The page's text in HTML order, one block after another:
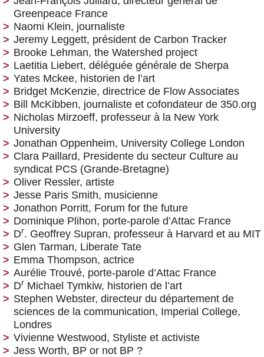
Greenpeace France
Naomi Klein, journaliste
Jeremy Leggett, président de Carbon Tracker
Brooke Lehman, the Watershed project
Laetitia Liebert, déléguée générale de Sherpa
Yates Mckee, historien de l’art
Bridget McKenzie, directrice de Flow Associates
Bill McKibben, journaliste et cofondateur de 350.org
Nicholas Mirzoeff, professeur à la New York
University
Jonathan Oppenheim, University College London
Clara Paillard, Presidente du secteur Culture au
syndicat PCS (Grande-Bretagne)
Oliver Ressler, artiste
Jesse Paris Smith, musicienne
Jonathon Porritt, Forum for the future
Dominique Plihon, porte-parole d’Attac France
Dr. Geoffrey Supran, professeur à Harvard et au MIT
Glen Tarman, Liberate Tate
Emma Thompson, actrice
Aurélie Trouvé, porte-parole d’Attac France
Dr Michael Tymkiw, historien de l’art
Stephen Webster, directeur du département de
sciences de la communication, Imperial College,
Londres
Vivienne Westwood, Styliste et activiste
Jess Worth, BP or not BP ?